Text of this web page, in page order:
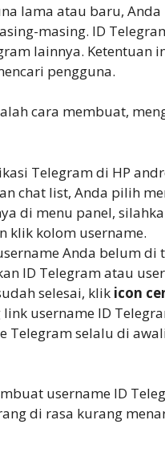
lama atau baru,
masing. ID
lainnya. Ketentuan
pengguna.
cara membuat,
Telegram di HP
chat list, Anda pilih
di menu panel,
klik kolom username.
Anda belum di
ID Telegram atau
selesai, klik icon
link username ID
Telegram selalu di
username ID
di rasa kurang